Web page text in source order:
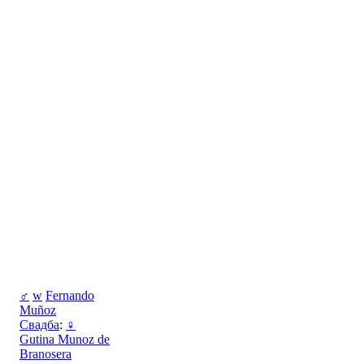
♂ w Fernando
Muñoz
Свадба: ♀
Gutina Munoz de
Branosera